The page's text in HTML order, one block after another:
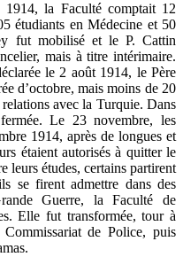
1914, la Faculté comptait 12
étudiants en Médecine et 50
fut mobilisé et le P. Cattin
mais à titre intérimaire.
le 2 août 1914, le Père
d’octobre, mais moins de 20
avec la Turquie. Dans
Le 23 novembre, les
1914, après de longues et
étaient autorisés à quitter le
leurs études, certains partirent
se firent admettre dans des
Guerre, la Faculté de
Elle fut transformée, tour à
de Police, puis